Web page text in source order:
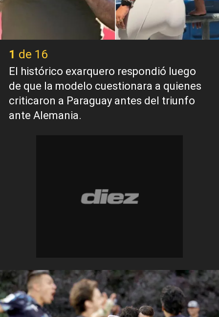
1 de 16
El histórico exarquero respondió luego
de que la modelo cuestionara a quienes
criticaron a Paraguay antes del triunfo
ante Alemania.